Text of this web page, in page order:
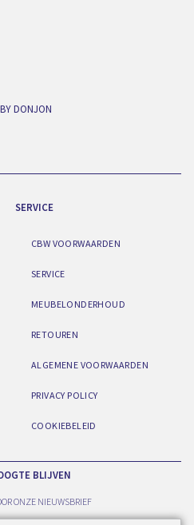
BY DONJON
SERVICE
CBW VOORWAARDEN
SERVICE
MEUBELONDERHOUD
RETOUREN
ALGEMENE VOORWAARDEN
PRIVACY POLICY
COOKIEBELEID
BLIJVEN
ONZE NIEUWSBRIEF